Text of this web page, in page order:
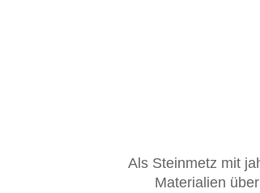
Al s Steinmetz mit
Materialien